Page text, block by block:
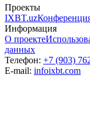
Проекты
IXBT.uz
Информация
О проекте
данных
Телефон: +7 (903)
E-mail: infoixbt.com